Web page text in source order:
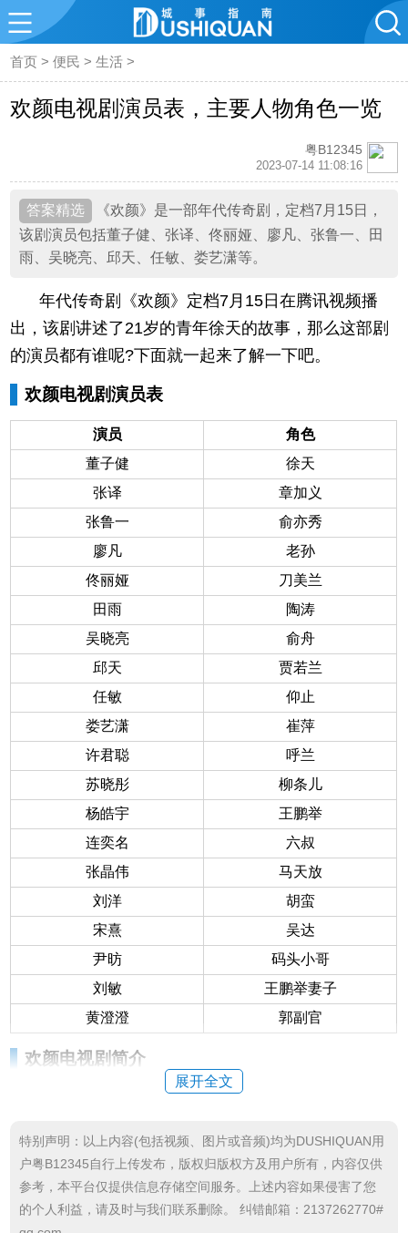
首页 >便民 >生活 >
欢颜电视剧演员表，主要人物角色一览
粤B12345
2023-07-14 11:08:16
《欢颜》是一部年代传奇剧，定档7月15日，
该剧演员包括董子健、张译、佟丽娅、廖凡、张鲁一、田
雨、吴晓亮、邱天、任敏、娄艺潇等。
年代传奇剧《欢颜》定档7月15日在腾讯视频播
出，该剧讲述了21岁的青年徐天的故事，那么这部剧
的演员都有谁呢?下面就一起来了解一下吧。
欢颜电视剧演员表
演员
角色
董子健
徐天
张译
章加义
张鲁一
俞亦秀
廖凡
老孙
佟丽娅
刀美兰
田雨
陶涛
吴晓亮
俞舟
邱天
贾若兰
任敏
仰止
娄艺潇
崔萍
许君聪
呼兰
苏晓彤
柳条儿
杨皓宇
王鹏举
连奕名
六叔
张晶伟
马天放
刘洋
胡蛮
宋熹
吴达
尹昉
码头小哥
刘敏
王鹏举妻子
黄澄澄
郭副官
欢颜电视剧简介
《欢颜》是企鹅影视、新自序影视制作出品，新
出品人，黄星、张宝月担任总制片人，王娟担任总监
制，李尔云担任监制，徐兵编剧执导，董子健、张
译、佟丽娅领衔主演、张鲁一友情出演、廖凡特别出
展开全文
特别声明：以上内容(包括视频、图片或音频)均为DUSHIQUAN用
户粤B12345自行上传发布，版权归版权方及用户所有，内容仅供
参考，本平台仅提供信息存储空间服务。上述内容如果侵害了您
的个人利益，请及时与我们联系删除。 纠错邮箱：2137262770#